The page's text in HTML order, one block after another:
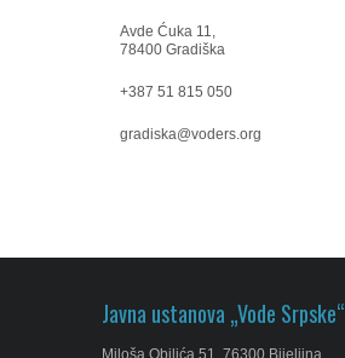
Avde Ćuka 11,
78400 Gradiška
+387 51 815 050
gradiska@voders.org
Javna ustanova „Vode Srpske“